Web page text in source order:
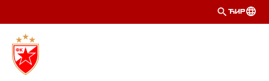
ЋИР